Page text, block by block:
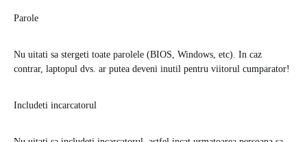
Parole
Nu uitati sa stergeti toate parolele (BIOS, Windows, etc). In caz
contrar, laptopul dvs. ar putea deveni inutil pentru viitorul cumparator!
Includeti incarcatorul